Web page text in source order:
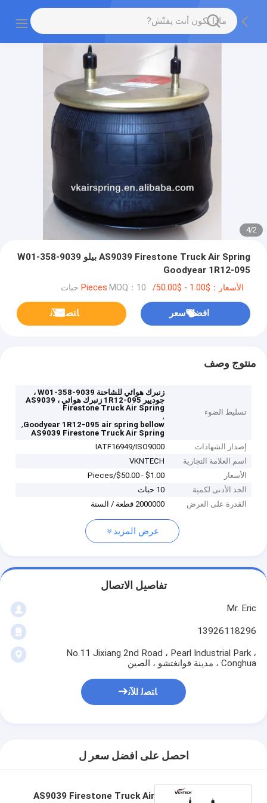
2
/
4
AS9039 Firestone Truck Air Spring بيلو W01-358-9039
Goodyear 1R12-095
الأسعار：$1.00 - $50.00/Pieces MOQ：10 حبات
افضل سعر ﺎﺘﺼﻟ ﺍﻶﻧ
منتوج وصف
تسليط الضوء
زنبرك هوائي للشاحنة W01-358-9039 ،
جوديير 1R12-095 زنبرك هوائي ، AS9039
Firestone Truck Air Spring
,
Goodyear 1R12-095 air spring bellow
,
AS9039 Firestone Truck Air Spring
إصدار الشهادات
IATF16949/ISO9000
اسم العلامة التجارية
VKNTECH
الأسعار
$1.00 - $50.00/Pieces
الحد الأدنى لكمية
10 حبات
القدرة على العرض
2000000 قطعة / السنة
عرض المزيد
تفاصيل الاتصال
Mr. Eric
13926118296
No.11 Jixiang 2nd Road ، Pearl Industrial Park ،
Conghua ، مدينة قوانغتشو ، الصين
ﺎﺘﺼﻟ ﺍﻶﻧ
احصل على افضل سعر ل
AS9039 Firestone Truck Air